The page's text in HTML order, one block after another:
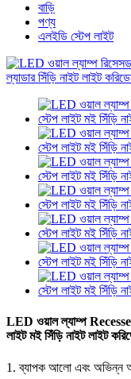
বাড়ি
পণ্য
এলইডি স্টেপ লাইট
LED ওয়াল ল্যাম্প
লাইট মই সিঁড়ি নাইট লাইট
1. ব্যাপক আলো এবং অভিন্ন